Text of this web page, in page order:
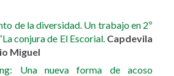
de la diversidad. Un trabajo en 2º
conjura de El Escorial. Capdevila
Miguel
Una nueva forma de acoso